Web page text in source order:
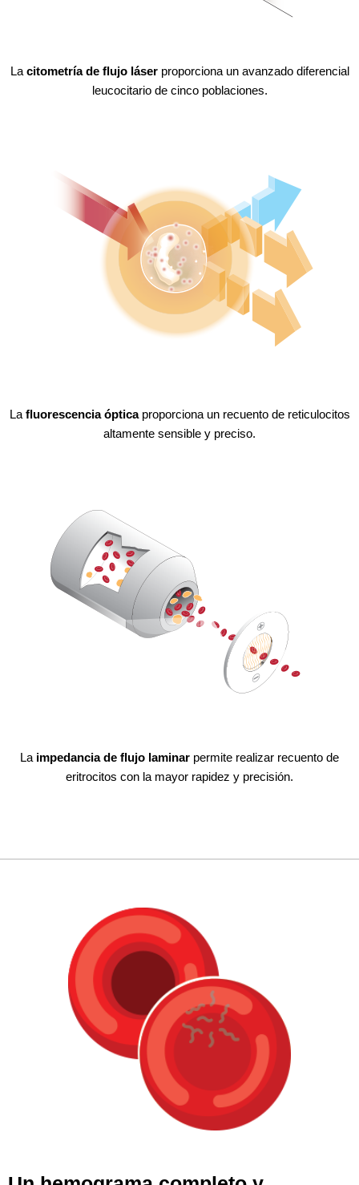
La citometría de flujo láserproporciona un avanzado diferencial
leucocitario de cinco poblaciones.
La fluorescencia ópticaproporciona un recuento de reticulocitos
altamente sensible y preciso.
La impedancia de flujo laminar permite realizar recuento de
eritrocitos con la mayor rapidez y precisión.